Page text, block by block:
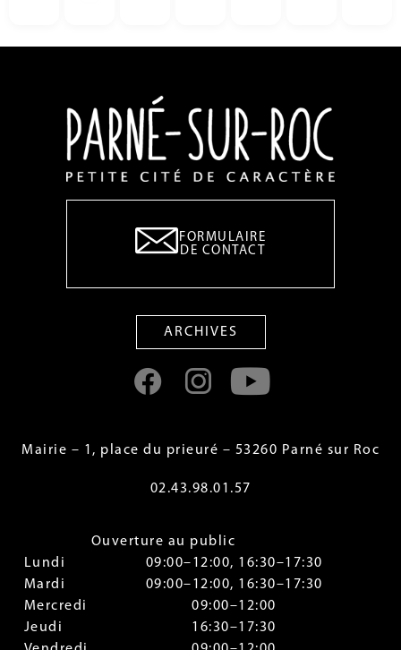
FORMULAIRE
DE CONTACT
ARCHIVES
Mairie – 1, place du prieuré – 53260 Parné sur Roc
02.43.98.01.57
Ouverture au public
Lundi
09:00–12:00, 16:30–17:30
Mardi
09:00–12:00, 16:30–17:30
Mercredi
09:00–12:00
Jeudi
16:30–17:30